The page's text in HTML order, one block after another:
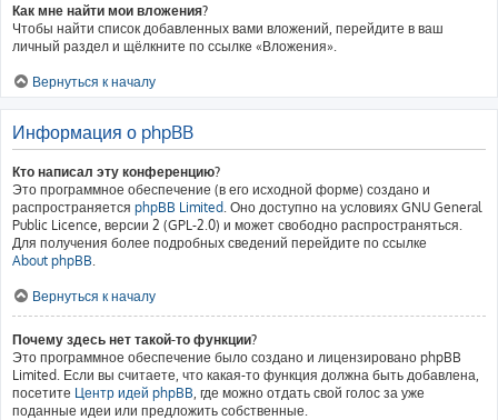
Как мне найти мои вложения?
Чтобы найти список добавленных вами вложений, перейдите в ваш
личный раздел и щёлкните по ссылке «Вложения».
Вернуться к началу
Информация о phpBB
Кто написал эту конференцию?
Это программное обеспечение (в его исходной форме) создано и
распространяется phpBB Limited. Оно доступно на условиях GNU General
Public Licence, версии 2 (GPL-2.0) и может свободно распространяться.
Для получения более подробных сведений перейдите по ссылке
About phpBB.
Вернуться к началу
Почему здесь нет такой-то функции?
Это программное обеспечение было создано и лицензировано phpBB
Limited. Если вы считаете, что какая-то функция должна быть добавлена,
посетите Центр идей phpBB, где можно отдать свой голос за уже
поданные идеи или предложить собственные.